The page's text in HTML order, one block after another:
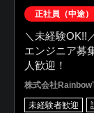
正社員（中途）
＼未経験OK!!
エンジニア募
人歓迎！
株式会社
未経験者歓迎